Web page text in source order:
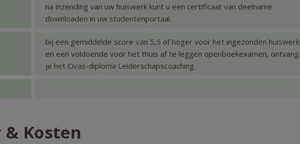
na inzending van uw huiswerk kunt u een certificaat van deelname
downloaden in uw studentenportaal.
bij een gemiddelde score van 5,5 of hoger voor het ingezonden huiswerk
en een voldoende voor het thuis af te leggen openboekexamen, ontvang
je het Civas-diploma Leiderschapscoaching
Kosten